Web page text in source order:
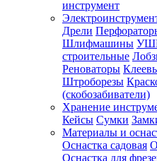
инструмент
Дрели
Шлифмашины
строительные
Реноваторы
Штроборезы
(скобозабиватели)
Хранение
Кейсы Сумки
Материалы и
Оснастка садовая
Оснастка для